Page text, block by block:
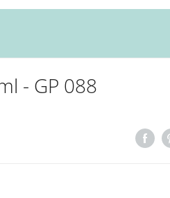
- GP 088